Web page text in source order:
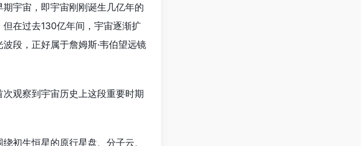
宇宙，即宇宙刚刚诞生几亿年的
在过去130亿年间，宇宙逐渐扩
段，正好属于詹姆斯·韦伯望远镜
观察到宇宙历史上这段重要时期
初生恒星的原行星盘、分子云、